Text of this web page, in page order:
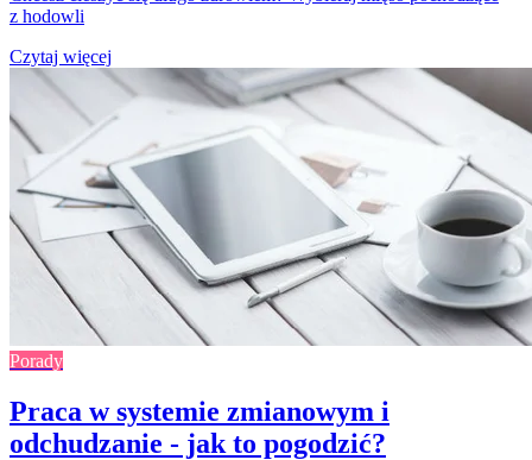
z hodowli
Czytaj więcej
Porady
Praca w systemie zmianowym i
odchudzanie - jak to pogodzić?